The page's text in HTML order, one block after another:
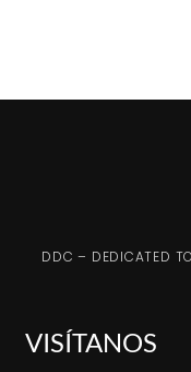
DDC – DEDICATED
VISÍTANOS